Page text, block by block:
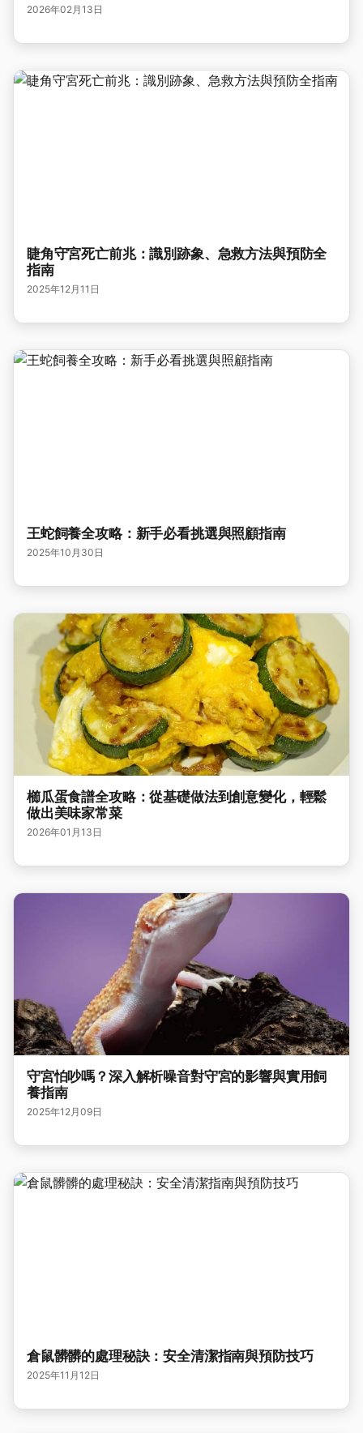
2026年02月13日
睫角守宮死亡前兆：識別跡象、急救方法與預防全
指南
2025年12月11日
王蛇飼養全攻略：新手必看挑選與照顧指南
2025年10月30日
櫛瓜蛋食譜全攻略：從基礎做法到創意變化，輕鬆
做出美味家常菜
2026年01月13日
守宮怕吵嗎？深入解析噪音對守宮的影響與實用飼
養指南
2025年12月09日
倉鼠髒髒的處理秘訣：安全清潔指南與預防技巧
2025年11月12日